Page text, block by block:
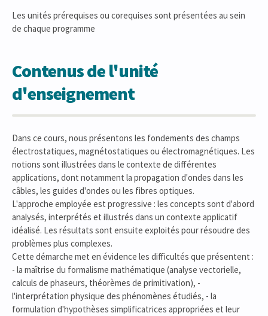
Les unités prérequises ou corequises sont présentées au sein
de chaque programme
Contenus de l'unité
d'enseignement
Dans ce cours, nous présentons les fondements des champs
électrostatiques, magnétostatiques ou électromagnétiques. Les
notions sont illustrées dans le contexte de différentes
applications, dont notamment la propagation d'ondes dans les
câbles, les guides d'ondes ou les fibres optiques.
L'approche employée est progressive : les concepts sont d'abord
analysés, interprétés et illustrés dans un contexte applicatif
idéalisé. Les résultats sont ensuite exploités pour résoudre des
problèmes plus complexes.
Cette démarche met en évidence les difficultés que présentent :
- la maîtrise du formalisme mathématique (analyse vectorielle,
calculs de phaseurs, théorèmes de primitivation), -
l'interprétation physique des phénomènes étudiés, - la
formulation d'hypothèses simplificatrices appropriées et leur